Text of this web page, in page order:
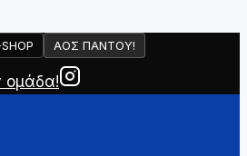
AOΣ ΠΑΝΤΟΥ!
ομάδα!